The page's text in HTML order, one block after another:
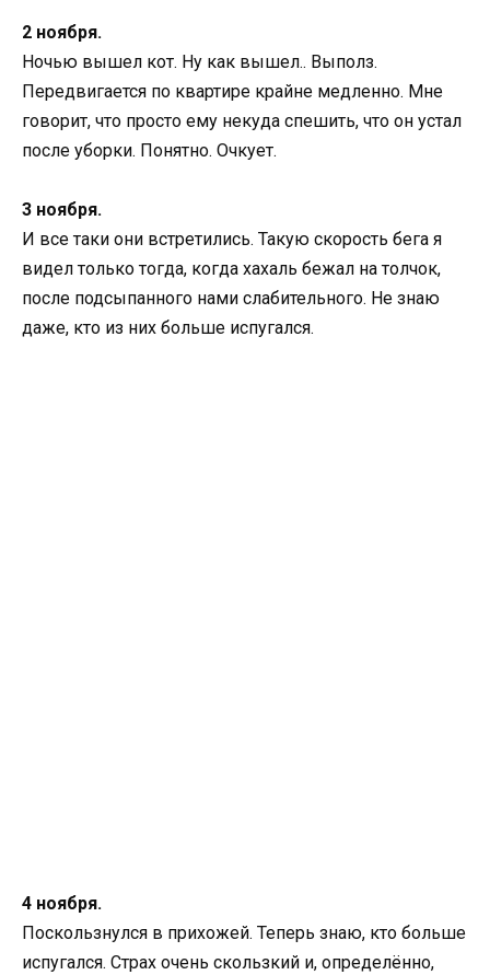
2 ноября.
Ночью вышел кот. Ну как вышел.. Выполз.
Передвигается по квартире крайне медленно. Мне
говорит, что просто ему некуда спешить, что он устал
после уборки. Понятно. Очкует.
3 ноября.
И все таки они встретились. Такую скорость бега я
видел только тогда, когда хахаль бежал на толчок,
после подсыпанного нами слабительного. Не знаю
даже, кто из них больше испугался.
4 ноября.
Поскользнулся в прихожей. Теперь знаю, кто больше
испугался. Страх очень скользкий и, определённо,